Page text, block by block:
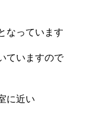
なっています
ていますので
に近い